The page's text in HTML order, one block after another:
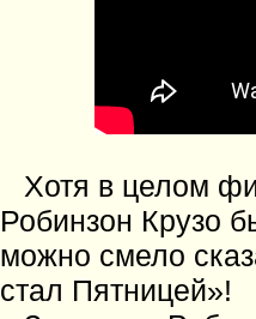
Хотя в целом
Робинзон Крузо
можно смело
стал Пятницей»!